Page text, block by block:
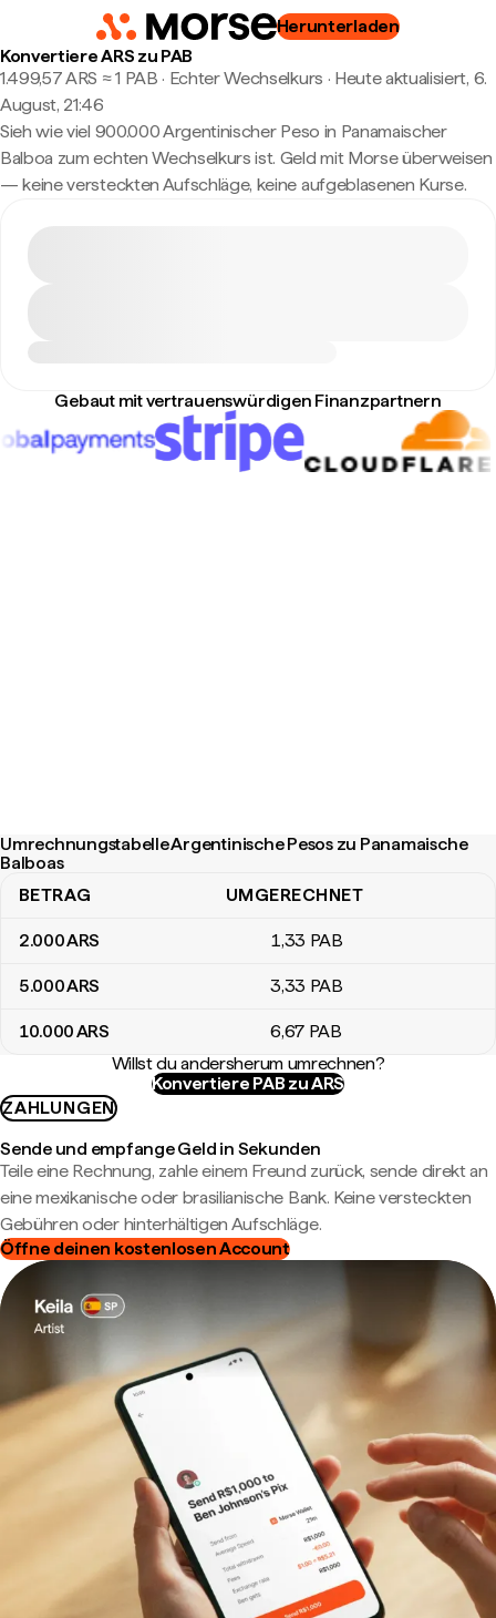
Herunterladen
Konvertiere ARS zu PAB
1.499,57 ARS ≈ 1 PAB · Echter Wechselkurs · Heute aktualisiert, 6.
August, 21:46
Sieh wie viel 900.000 Argentinischer Peso in Panamaischer
Balboa zum echten Wechselkurs ist. Geld mit Morse überweisen
— keine versteckten Aufschläge, keine aufgeblasenen Kurse.
Gebaut mit vertrauenswürdigen Finanzpartnern
Umrechnungstabelle Argentinische Pesos zu Panamaische
Balboas
Umrechnungstabelle Argentinische Pesos zu Panamaische
BETRAG UMGERECHNET
2.000ARS 1,33 PAB
5.000ARS 3,33 PAB
10.000ARS 6,67 PAB
Willst du andersherum umrechnen?
Konvertiere PAB zu ARS
ZAHLUNGEN
Sende und empfange Geld in Sekunden
Teile eine Rechnung, zahle einem Freund zurück, sende direkt an
eine mexikanische oder brasilianische Bank. Keine versteckten
Gebühren oder hinterhältigen Aufschläge.
Öffne deinen kostenlosen Account